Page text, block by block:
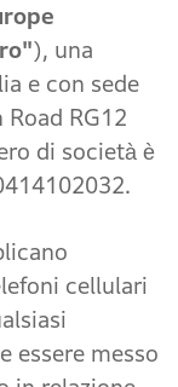
), una
e con sede
RG12
di società è
cellulari
essere messo